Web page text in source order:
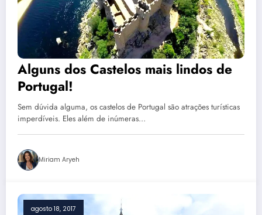
Alguns dos Castelos mais lindos de
Portugal!
Sem dúvida alguma, os castelos de Portugal são atrações turísticas
imperdíveis. Eles além de inúmeras…
Miriam Aryeh
agosto 18, 2017